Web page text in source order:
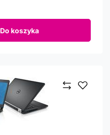
Do koszyka